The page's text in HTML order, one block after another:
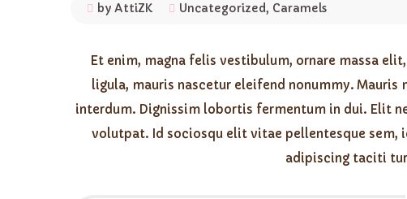
by AttiZK Uncategorized, Caramels
Et enim, magna felis vestibulum, ornare massa
ligula, mauris nascetur eleifend nonummy.
interdum. Dignissim lobortis fermentum in dui. Elit
volutpat. Id sociosqu elit vitae pellentesque sem,
adipiscing taciti